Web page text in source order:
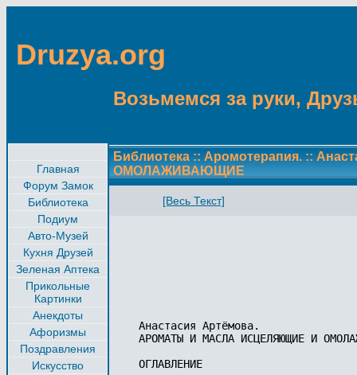
Druzya.org
Возьмемся за руки,
Главная
Форум Замок
Библиотека
Подиум
Авто-Музей
Кухня Друзей
Зеленая Аптека
Прикольные
Картинки
Анекдоты
Афоризмы
Поздравления
Искусство
Библиотека :: Аромотерапия. ::
ОМОЛАЖИВАЮЩИЕ
[Весь Текст]
Анастасия Артёмова.
АРОМАТЫ И МАСЛА ИСЦЕЛЯЮЩИЕ И
ОГЛАВЛЕНИЕ